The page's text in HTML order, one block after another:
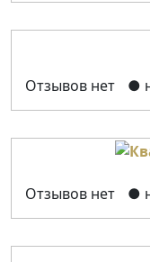
Отзывов нет ●
Отзывов нет ●